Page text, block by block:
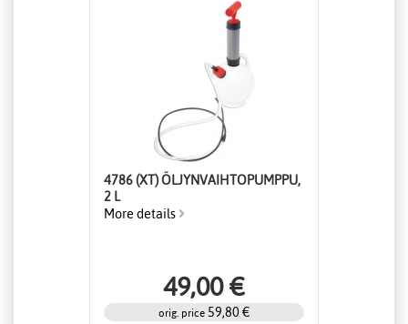
4786 (XT) ÖLJYNVAIHTOPUMPPU,
2 L
More details
49,00 €
orig. price 59,80 €